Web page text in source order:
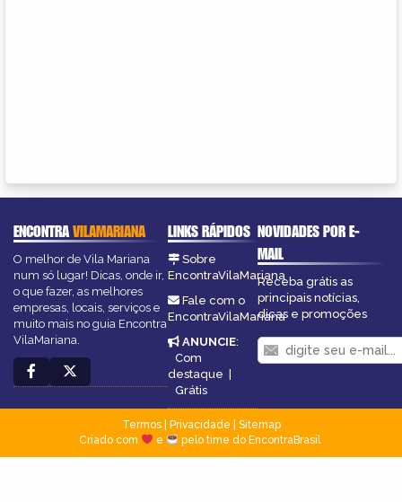
ENCONTRAVILAMARIANA
O melhor de Vila Mariana
num só lugar! Dicas, onde ir,
o que fazer, as melhores
empresas, locais, serviços e
muito mais no guia Encontra
VilaMariana.
LINKS RÁPIDOS
Sobre
EncontraVilaMariana
Fale com o
EncontraVilaMariana
ANUNCIE:
Com
destaque |
Grátis
NOVIDADES POR E-
MAIL
Receba grátis as
principais notícias,
dicas e promoções
Termos| Privacidade
Sitemap
Criado com
e pelo time do EncontraBrasil